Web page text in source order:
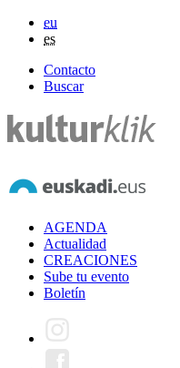
eu
es
Contacto
Buscar
AGENDA
Actualidad
CREACIONES
Sube tu evento
Boletín